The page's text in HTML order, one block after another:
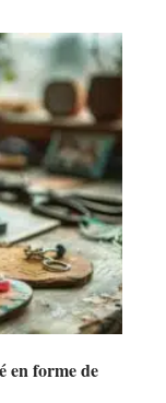
en forme de